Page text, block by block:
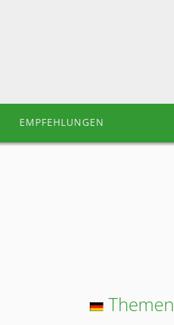
EMPFEHLUNGEN
Themen